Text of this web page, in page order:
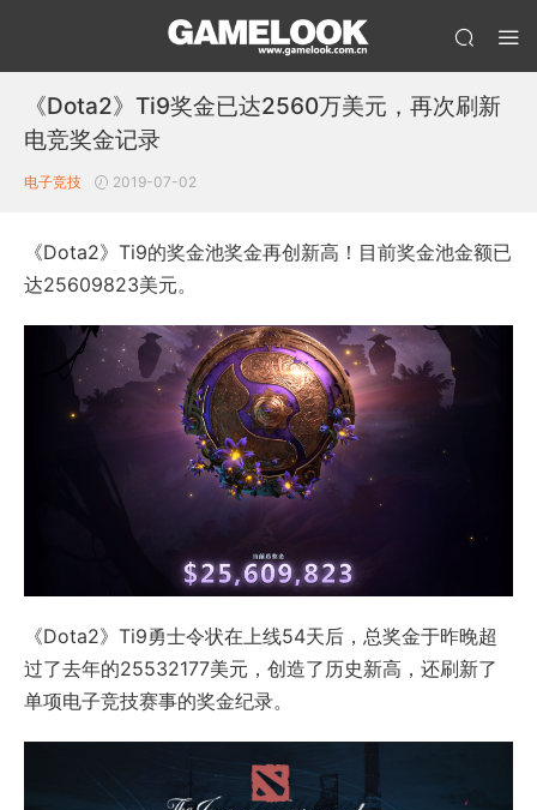
《Dota2》Ti9奖金已达2560万美元，再次刷新
电竞奖金记录
电子竞技 2019-07-02
《Dota2》Ti9的奖金池奖金再创新高！目前奖金池金额已
达25609823美元。
《Dota2》Ti9勇士令状在上线54天后，总奖金于昨晚超
过了去年的25532177美元，创造了历史新高，还刷新了
单项电子竞技赛事的奖金纪录。